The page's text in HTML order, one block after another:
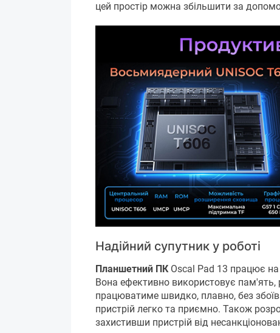
цей простір можна збільшити за
Надійний супутник у роботі
Планшетний ПК Oscal Pad 13 працює на
Вона ефективно використовує
працюватиме швидко, плавно, без
пристрій легко та приємно. Також
захистивши пристрій від